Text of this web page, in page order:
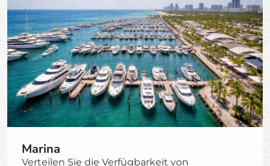
Marina
Verteilen Sie die Verfügbarkeit von